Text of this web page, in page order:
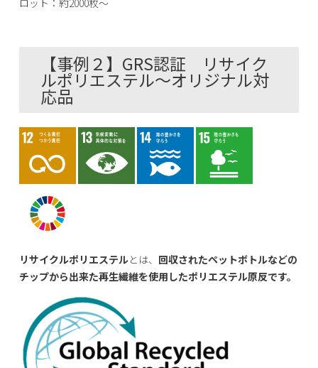
ロット：約2000枚～
【事例２】GRS認証 リサイク
ルポリエステル～オリジナル対
応品
リサイクルポリエステルとは、 回収されたペットボトルなどの
チップから出来た再生繊維を使用したポリエステル原反です。